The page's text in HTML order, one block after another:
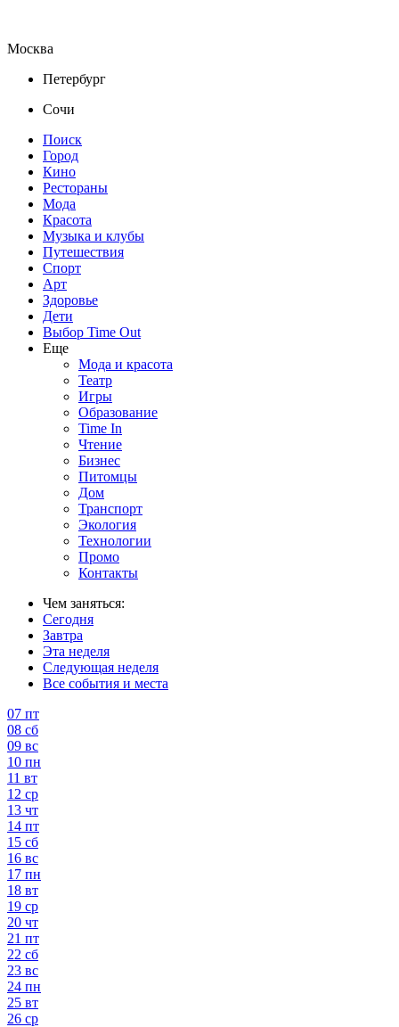
Москва
Петербург
Сочи
Поиск
Город
Кино
Рестораны
Мода
Красота
Музыка и клубы
Путешествия
Спорт
Арт
Здоровье
Дети
Выбор Time Out
Еще
Мода и красота
Театр
Игры
Образование
Time In
Чтение
Бизнес
Питомцы
Дом
Транспорт
Экология
Технологии
Промо
Контакты
Чем заняться:
Сегодня
Завтра
Эта неделя
Следующая неделя
Все события и места
07 пт
08 сб
09 вс
10 пн
11 вт
12 ср
13 чт
14 пт
15 сб
16 вс
17 пн
18 вт
19 ср
20 чт
21 пт
22 сб
23 вс
24 пн
25 вт
26 ср